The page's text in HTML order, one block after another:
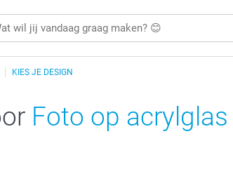
KIES JE DESIGN
Foto op